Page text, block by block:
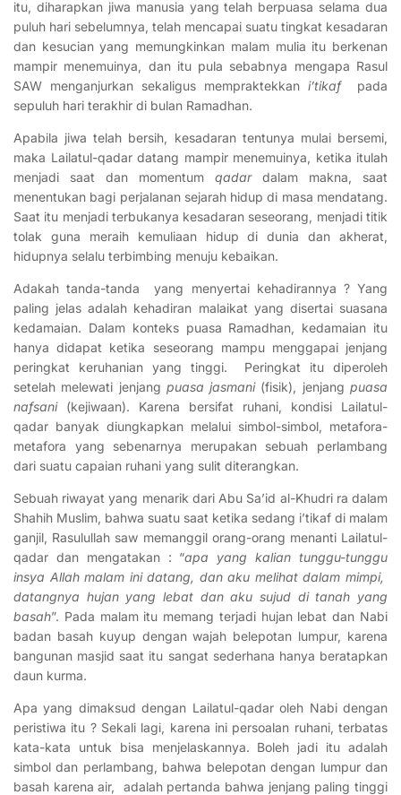
itu, diharapkan jiwa manusia yang telah berpuasa selama dua
puluh hari sebelumnya, telah mencapai suatu tingkat kesadaran
dan kesucian yang memungkinkan malam mulia itu berkenan
mampir menemuinya, dan itu pula sebabnya mengapa Rasul
SAW menganjurkan sekaligus mempraktekkan i’tikaf
pada
sepuluh hari terakhir di bulan Ramadhan.
Apabila jiwa telah bersih, kesadaran tentunya mulai bersemi,
maka Lailatul-qadar datang mampir menemuinya, ketika itulah
menjadi saat dan momentum qadardalam makna, saat
menentukan bagi perjalanan sejarah hidup di masa mendatang.
Saat itu menjadi terbukanya kesadaran seseorang, menjadi titik
tolak guna meraih kemuliaan hidup di dunia dan akherat,
hidupnya selalu terbimbing menuju kebaikan.
Adakah tanda-tanda yang menyertai kehadirannya ? Yang
paling jelas adalah kehadiran malaikat yang disertai suasana
kedamaian. Dalam konteks puasa Ramadhan, kedamaian itu
hanya didapat ketika seseorang mampu menggapai jenjang
peringkat keruhanian yang tinggi. Peringkat itu diperoleh
setelah melewati jenjang puasa jasmani(fisik), jenjangpuasa
nafsani(kejiwaan). Karena bersifat ruhani, kondisi Lailatul-
qadar banyak diungkapkan melalui simbol-simbol, metafora-
metafora yang sebenarnya merupakan sebuah perlambang
dari suatu capaian ruhani yang sulit diterangkan.
Sebuah riwayat yang menarik dari Abu Sa’id al-Khudri ra dalam
Shahih Muslim, bahwa suatu saat ketika sedang i’tikaf di malam
ganjil, Rasulullah saw memanggil orang-orang menanti Lailatul-
qadar dan mengatakan : “apa yang kalian tunggu-tunggu
insya Allah malam ini datang, dan aku melihat dalam mimpi,
datangnya hujan yang lebat dan aku sujud di tanah yang
basah”. Pada malam itu memang terjadi hujan lebat dan Nabi
badan basah kuyup dengan wajah belepotan lumpur, karena
bangunan masjid saat itu sangat sederhana hanya beratapkan
daun kurma.
Apa yang dimaksud dengan Lailatul-qadar oleh Nabi dengan
peristiwa itu ? Sekali lagi, karena ini persoalan ruhani, terbatas
kata-kata untuk bisa menjelaskannya. Boleh jadi itu adalah
simbol dan perlambang, bahwa belepotan dengan lumpur dan
basah karena air, adalah pertanda bahwa jenjang paling tinggi